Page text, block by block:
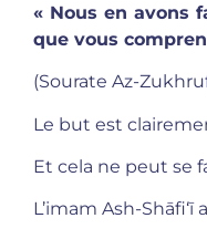
« Nous en avons
que vous
(Sourate Az-
Le but est
Et cela ne peut se
L’imam Ash-Shāfi‘ī